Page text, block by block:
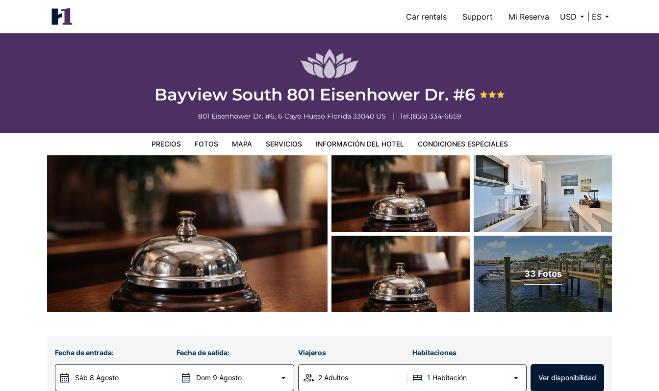
Car rentals Support Mi Reserva USD ES
Bayview South 801 Eisenhower Dr. #6
801 Eisenhower Dr. #6, 6 Cayo Hueso Florida 33040 US Tel.(855) 334-6659
PRECIOS FOTOS MAPA SERVICIOS INFORMACIÓN DEL HOTEL CONDICIONES ESPECIALES
Bayview South 801 Eisenhower Dr. #6
Precios
33 Fotos
Fecha de entrada:
Sáb 8 Agosto
Fecha de salida:
Dom 9 Agosto
Viajeros Habitaciones
2 Adultos 1 Habitación Ver disponibilidad